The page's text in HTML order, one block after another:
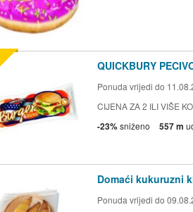
QUICKBURY
Ponuda vrijedi do
CIJENA ZA 2 ILI VIŠE
-23%sniženo 557 m
Domaći kukuruzni
Ponuda vrijedi do